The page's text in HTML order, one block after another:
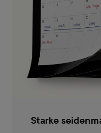
Starke